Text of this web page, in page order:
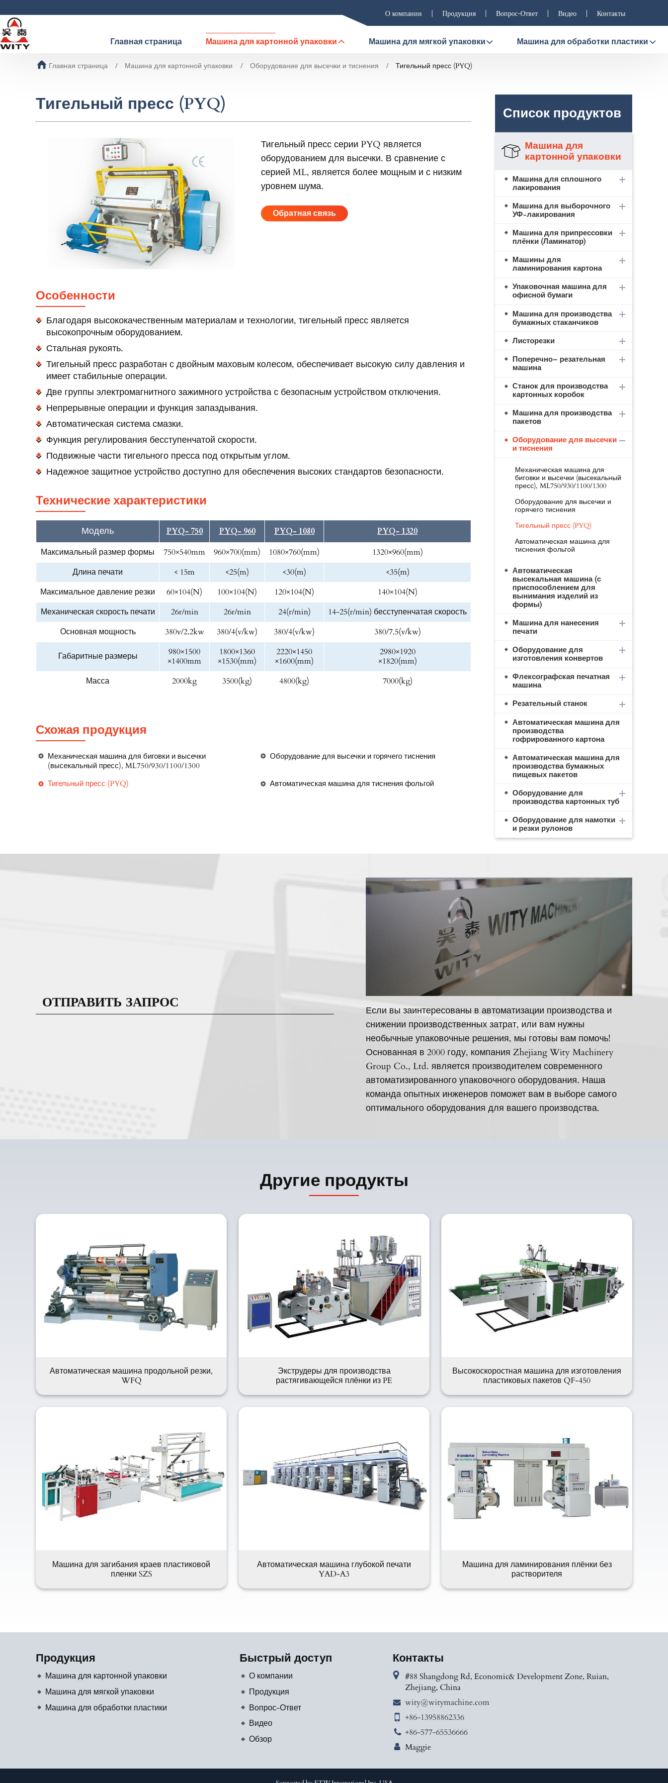
О компании Продукция Вопрос-Ответ Видео Контакты
Главная страница Машина для картонной упаковки Машина для мягкой упаковки Машина для обработки пластики
Главная страница Машина для картонной упаковки Оборудование для высечки и тиснения Тигельный пресс (PYQ)
Тигельный пресс (PYQ)
Тигельный пресс серии PYQ является
оборудованием для высечки. В сравнение с
серией ML, является более мощным и с низким
уровнем шума.
Обратная связь
Особенности
Благодаря высококачественным материалам и технологии, тигельный пресс является
высокопрочным оборудованием.
Стальная рукоять.
Тигельный пресс разработан с двойным маховым колесом, обеспечивает высокую силу давления и
имеет стабильные операции.
Две группы электромагнитного зажимного устройства с безопасным устройством отключения.
Непрерывные операции и функция запаздывания.
Автоматическая система смазки.
Функция регулирования бесступенчатой скорости.
Подвижные части тигельного пресса под открытым углом.
Надежное защитное устройство доступно для обеспечения высоких стандартов безопасности.
Технические характеристики
Модель PYQ- 750 PYQ- 960 PYQ- 1080
PYQ- 1320
Максимальный размер формы
750×540mm 960×700(mm) 1080×760(mm)
1320×960(mm)
Длина печати
< 15m <25(m) <30(m)
<35(m)
Максимальное давление резки
60×104(N) 100×104(N) 120×104(N)
140×104(N)
Механическая скорость печати
26r/min 26r/min 24(r/min)
14-25(r/min) бесступенчатая скорость
Основная мощность
380v/2.2kw 380/4(v/kw) 380/4(v/kw) 380/7.5(v/kw)
Габаритные размеры
980×1500
×1400mm
1800×1360
×1530(mm)
2220×1450
×1600(mm)
2980×1920
×1820(mm)
Масса
2000kg 3500(kg) 4800(kg) 7000(kg)
Схожая продукция
Механическая машина для биговки и высечки
(высекальный пресс), ML750/930/1100/1300
Оборудование для высечки и горячего тиснения
Тигельный пресс (PYQ) Автоматическая машина для тиснения фольгой
Список продуктов
Машина для
картонной упаковки
Машина для сплошного
лакирования
Машина для выборочного
УФ-лакирования
Машина для припрессовки
плёнки (Ламинатор)
Машины для
ламинирования картона
Упаковочная машина для
офисной бумаги
Машина для производства
бумажных стаканчиков
Листорезки
Поперечно– резательная
машина
Станок для производства
картонных коробок
Машина для производства
пакетов
Оборудование для высечки
и тиснения
Механическая машина для
биговки и высечки (высекальный
пресс), ML750/930/1100/1300
Оборудование для высечки и
горячего тиснения
Тигельный пресс (PYQ)
Автоматическая машина для
тиснения фольгой
Автоматическая
высекальная машина (с
приспособлением для
вынимания изделий из
формы)
Машина для нанесения
печати
Оборудование для
изготовления конвертов
Флексографская печатная
машина
Резательный станок
Автоматическая машина для
производства
гофрированного картона
Автоматическая машина для
производства бумажных
пищевых пакетов
Оборудование для
производства картонных туб
Оборудование для намотки
и резки рулонов
ОТПРАВИТЬ ЗАПРОС
Если вы заинтересованы в автоматизации производства и
снижении производственных затрат, или вам нужны
необычные упаковочные решения, мы готовы вам помочь!
Основанная в 2000 году, компания Zhejiang Wity Machinery
Group Co., Ltd. является производителем современного
автоматизированного упаковочного оборудования. Наша
команда опытных инженеров поможет вам в выборе самого
оптимального оборудования для вашего производства.
Другие продукты
Автоматическая машина продольной резки,
WFQ
Экструдеры для производства
растягивающейся плёнки из PE
Высокоскоростная машина для изготовления
пластиковых пакетов QF-450
Машина для загибания краев пластиковой
пленки SZS
Автоматическая машина глубокой печати
YAD-A3
Машина для ламинирования плёнки без
растворителя
Продукция
Машина для картонной упаковки
Машина для мягкой упаковки
Машина для обработки пластики
Быстрый доступ
О компании
Продукция
Вопрос-Ответ
Видео
Обзор
Контакты
#88 Shangdong Rd, Economic& Development Zone, Ruian,
Zhejiang, China
wity@witymachine.com
+86-13958862336
+86-577-65536666
Maggie